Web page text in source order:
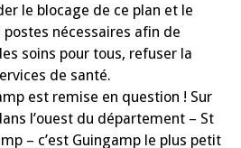
le blocage de ce plan et le
nécessaires afin de
soins pour tous, refuser la
de santé.
est remise en question ! Sur
l’ouest du département – St
– c’est Guingamp le plus petit